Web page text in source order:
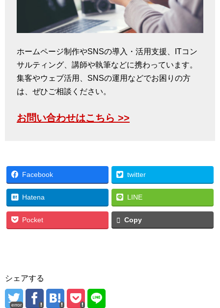
ホームページ制作やSNSの導入・活用支援、ITコン
サルティング、講師や執筆などに携わっています。
集客やウェブ活用、SNSの運用などでお困りの方
は、ぜひご相談ください。
お問い合わせはこちら >>
Facebook twitter
Hatena LINE
Pocket Copy
シェアする
error